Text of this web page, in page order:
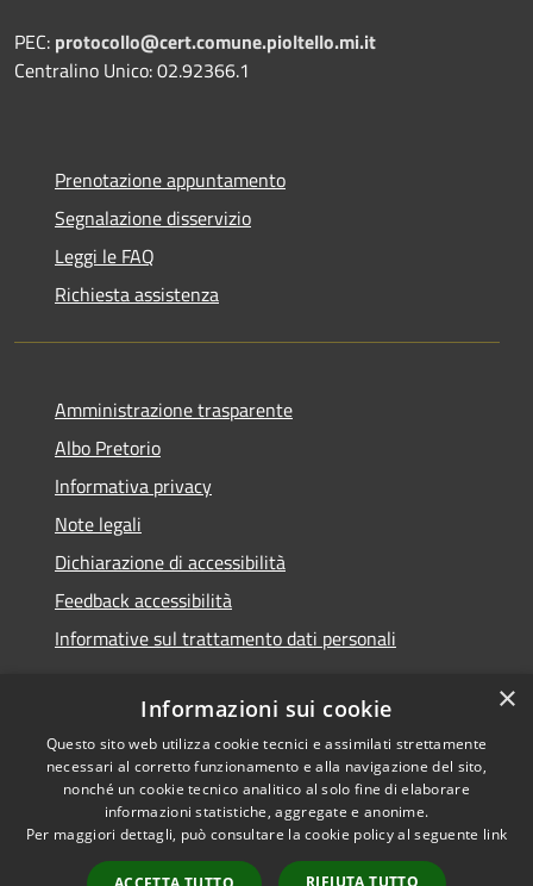
PEC: protocollo@cert.comune.pioltello.mi.it
Centralino Unico: 02.92366.1
Prenotazione appuntamento
Segnalazione disservizio
Leggi le FAQ
Richiesta assistenza
Amministrazione trasparente
Albo Pretorio
Informativa privacy
Note legali
Dichiarazione di accessibilità
Feedback accessibilità
Informative sul trattamento dati personali
RSS
Accessibilità
Cookie
Mappa del sito
Copyright © 2026 • Comune di
Pioltello • Powered by
Municipium•Accesso
redazione
×
Informazioni sui cookie
Questo sito web utilizza cookie tecnici e assimilati strettamente
necessari al corretto funzionamento e alla navigazione del sito,
nonché un cookie tecnico analitico al solo fine di elaborare
informazioni statistiche, aggregate e anonime.
Per maggiori dettagli, può consultare la cookie policy al seguente link
RIFIUTA TUTTO